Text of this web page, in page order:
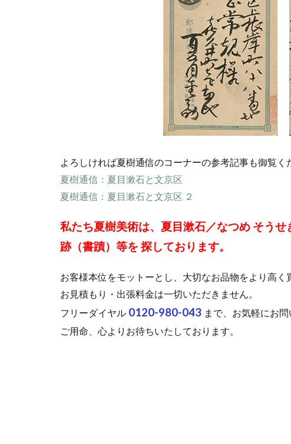
よろしければ夏樹通信のコーナーの参考記事も御覧く
夏樹通信：夏目漱石と文京区
夏樹通信：夏目漱石と文京区 ２
私たち夏樹美術は、夏目漱石／なつめ そう
跡（書蹟）等を 探しております。
お客様本位をモットーとし、大切なお品物をより高く
お見積もり・出張料金は一切いただきません。
フリーダイヤル 0120-980-043 まで、お気軽にお問
ご用命、心よりお待ちいたしております。